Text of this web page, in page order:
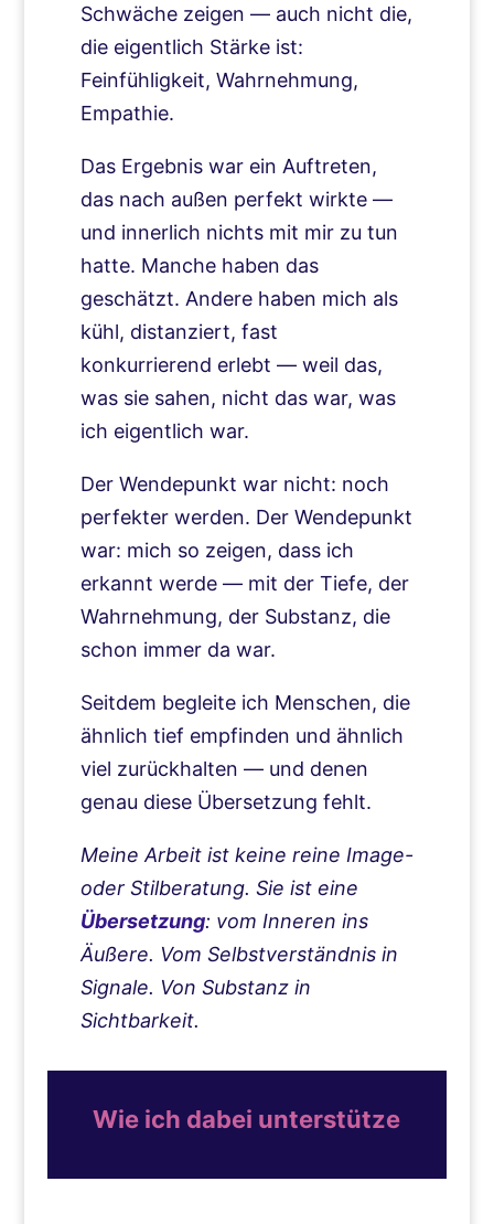
Schwäche zeigen — auch nicht die,
die eigentlich Stärke ist:
Feinfühligkeit, Wahrnehmung,
Empathie.
Das Ergebnis war ein Auftreten,
das nach außen perfekt wirkte —
und innerlich nichts mit mir zu tun
hatte. Manche haben das
geschätzt. Andere haben mich als
kühl, distanziert, fast
konkurrierend erlebt — weil das,
was sie sahen, nicht das war, was
ich eigentlich war.
Der Wendepunkt war nicht: noch
perfekter werden. Der Wendepunkt
war: mich so zeigen, dass ich
erkannt werde — mit der Tiefe, der
Wahrnehmung, der Substanz, die
schon immer da war.
Seitdem begleite ich Menschen, die
ähnlich tief empfinden und ähnlich
viel zurückhalten — und denen
genau diese Übersetzung fehlt.
Meine Arbeit ist keine reine Image-
oder Stilberatung. Sie ist eine
Übersetzung: vom Inneren ins
Äußere. Vom Selbstverständnis in
Signale. Von Substanz in
Sichtbarkeit.
Wie ich dabei unterstütze